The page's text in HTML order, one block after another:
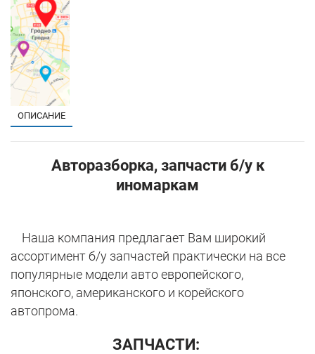
ОПИСАНИЕ
Авторазборка, запчасти б/у к
иномаркам
Наша компания предлагает Вам широкий
ассортимент б/у запчастей практически на все
популярные модели авто европейского,
японского, американского и корейского
автопрома.
ЗАПЧАСТИ: